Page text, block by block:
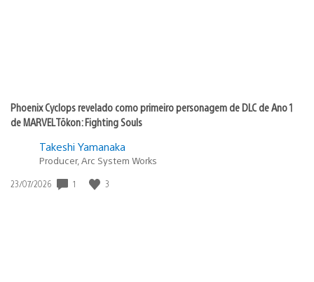
Phoenix Cyclops revelado como primeiro personagem de DLC de Ano 1
de MARVEL Tōkon: Fighting Souls
Takeshi Yamanaka
Producer, Arc System Works
Data
23/07/2026 1 3